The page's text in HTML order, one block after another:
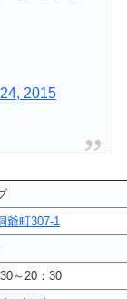
2015
爺町307-1
～20：30